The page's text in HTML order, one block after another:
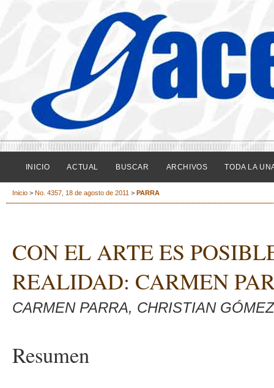
INICIO ACTUAL BUSCAR ARCHIVOS TODA LA
Inicio > No. 4357, 18 de agosto de 2011 > PARRA
CON EL ARTE ES
REALIDAD: CARMEN
CARMEN PARRA, CHRISTIAN
Resumen